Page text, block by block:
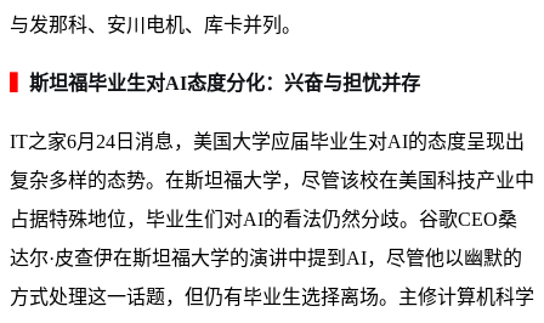
与发那科、安川电机、库卡并列。
斯坦福毕业生对AI态度分化：兴奋与担忧并存
IT之家6月24日消息，美国大学应届毕业生对AI的态度呈现出
复杂多样的态势。在斯坦福大学，尽管该校在美国科技产业中
占据特殊地位，毕业生们对AI的看法仍然分歧。谷歌CEO桑
达尔·皮查伊在斯坦福大学的演讲中提到AI，尽管他以幽默的
方式处理这一话题，但仍有毕业生选择离场。主修计算机科学